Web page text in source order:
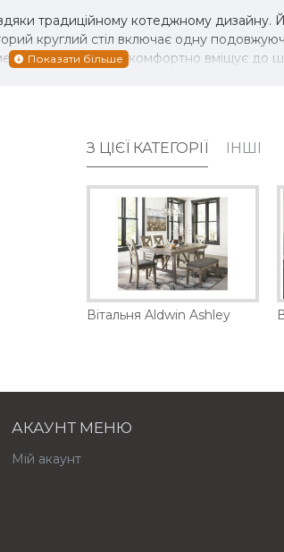
традиційному котеджному
круглий стіл включає одну
бенкетів, він комфортно вміщує до
З ЦІЄЇ КАТЕГОРІЇ ІНШІ
Вітальня Aldwin Ashley
АКАУНТ МЕНЮ
Мій акаунт